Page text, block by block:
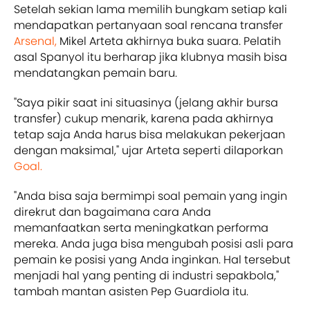
Setelah sekian lama memilih bungkam setiap kali
mendapatkan pertanyaan soal rencana transfer
Arsenal, Mikel Arteta akhirnya buka suara. Pelatih
asal Spanyol itu berharap jika klubnya masih bisa
mendatangkan pemain baru.
"Saya pikir saat ini situasinya (jelang akhir bursa
transfer) cukup menarik, karena pada akhirnya
tetap saja Anda harus bisa melakukan pekerjaan
dengan maksimal," ujar Arteta seperti dilaporkan
Goal.
"Anda bisa saja bermimpi soal pemain yang ingin
direkrut dan bagaimana cara Anda
memanfaatkan serta meningkatkan performa
mereka. Anda juga bisa mengubah posisi asli para
pemain ke posisi yang Anda inginkan. Hal tersebut
menjadi hal yang penting di industri sepakbola,"
tambah mantan asisten Pep Guardiola itu.